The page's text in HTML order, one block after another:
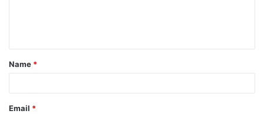
t
*
Name *
Email *